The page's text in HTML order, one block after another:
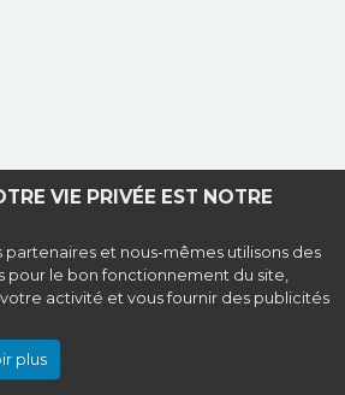
VIE PRIVÉE EST NOTRE
et nous-mêmes utilisons des
pour le bon fonctionnement du site,
activité et vous fournir des publicités
plus